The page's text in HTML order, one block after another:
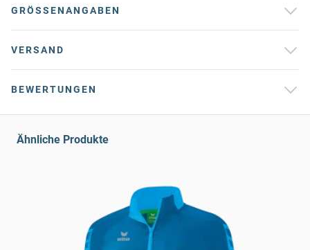
GRÖSSENANGABEN
VERSAND
BEWERTUNGEN
Ähnliche Produkte